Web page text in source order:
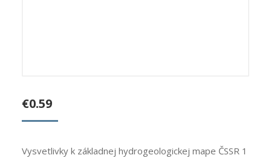
€0.59
Vysvetlivky k základnej hydrogeologickej mape ČSSR 1